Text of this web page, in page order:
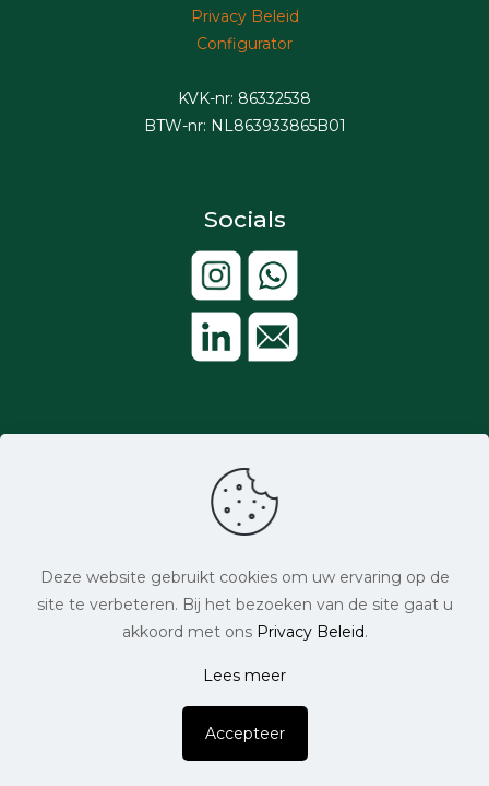
Privacy Beleid
Configurator
KVK-nr: 86332538
BTW-nr: NL863933865B01
Socials
© CampPlus 2026. Alle rechten voorbehouden.
Deze website gebruikt cookies om uw ervaring op de
site te verbeteren. Bij het bezoeken van de site gaat u
akkoord met ons Privacy Beleid.
Lees meer
Accepteer